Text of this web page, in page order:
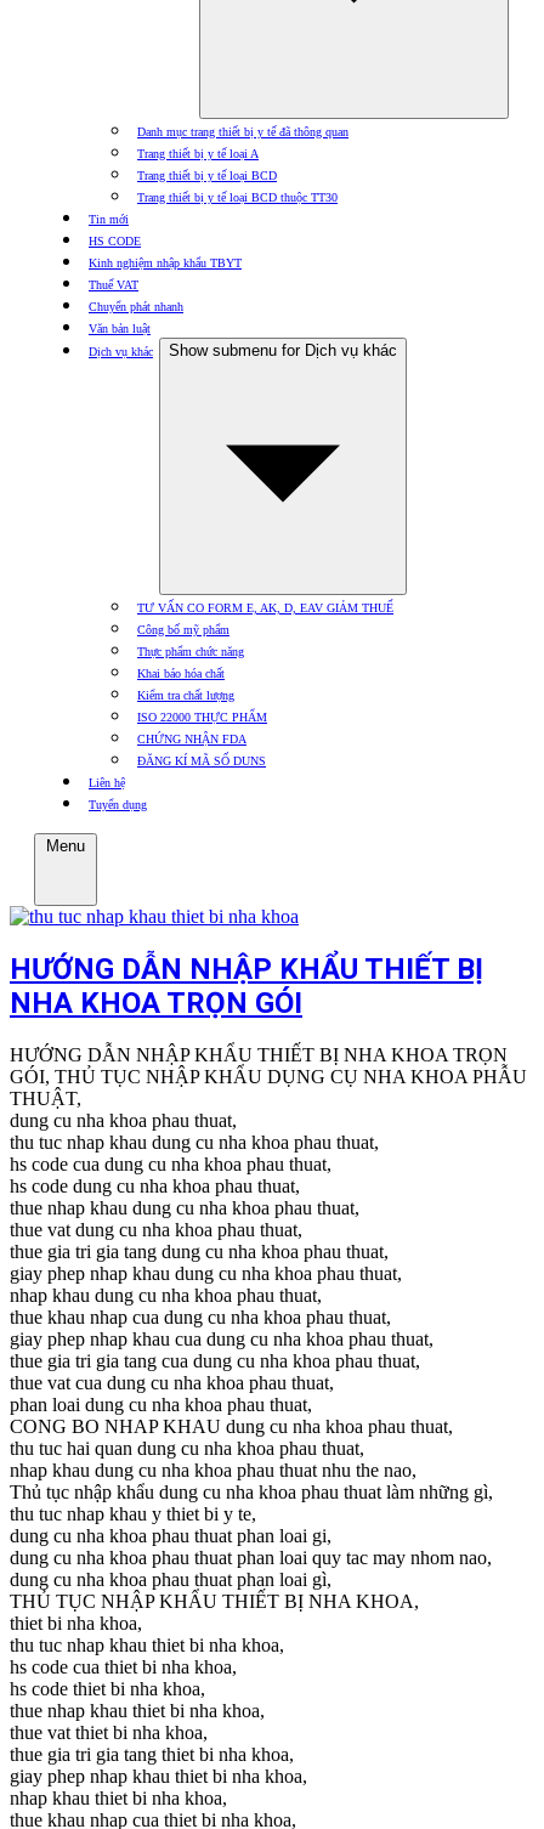
Danh mục trang thiết bị y tế đã thông quan
Trang thiết bị y tế loại A
Trang thiết bị y tế loại BCD
Trang thiết bị y tế loại BCD thuộc TT30
Tin mới
HS CODE
Kinh nghiệm nhập khẩu TBYT
Thuế VAT
Chuyển phát nhanh
Văn bản luật
Dịch vụ khác
Show submenu for Dịch vụ khác
TƯ VẤN CO FORM E, AK, D, EAV GIẢM THUẾ
Công bố mỹ phẩm
Thực phẩm chức năng
Khai báo hóa chất
Kiểm tra chất lượng
ISO 22000 THỰC PHẨM
CHỨNG NHẬN FDA
ĐĂNG KÍ MÃ SỐ DUNS
Liên hệ
Tuyển dụng
Menu
HƯỚNG DẪN NHẬP KHẨU THIẾT BỊ
NHA KHOA TRỌN GÓI
HƯỚNG DẪN NHẬP KHẨU THIẾT BỊ NHA KHOA TRỌN
GÓI, THỦ TỤC NHẬP KHẨU DỤNG CỤ NHA KHOA PHẪU
THUẬT,
dung cu nha khoa phau thuat,
thu tuc nhap khau dung cu nha khoa phau thuat,
hs code cua dung cu nha khoa phau thuat,
hs code dung cu nha khoa phau thuat,
thue nhap khau dung cu nha khoa phau thuat,
thue vat dung cu nha khoa phau thuat,
thue gia tri gia tang dung cu nha khoa phau thuat,
giay phep nhap khau dung cu nha khoa phau thuat,
nhap khau dung cu nha khoa phau thuat,
thue khau nhap cua dung cu nha khoa phau thuat,
giay phep nhap khau cua dung cu nha khoa phau thuat,
thue gia tri gia tang cua dung cu nha khoa phau thuat,
thue vat cua dung cu nha khoa phau thuat,
phan loai dung cu nha khoa phau thuat,
CONG BO NHAP KHAU dung cu nha khoa phau thuat,
thu tuc hai quan dung cu nha khoa phau thuat,
nhap khau dung cu nha khoa phau thuat nhu the nao,
Thủ tục nhập khẩu dung cu nha khoa phau thuat làm những gì,
thu tuc nhap khau y thiet bi y te,
dung cu nha khoa phau thuat phan loai gi,
dung cu nha khoa phau thuat phan loai quy tac may nhom nao,
dung cu nha khoa phau thuat phan loai gì,
THỦ TỤC NHẬP KHẨU THIẾT BỊ NHA KHOA,
thiet bi nha khoa,
thu tuc nhap khau thiet bi nha khoa,
hs code cua thiet bi nha khoa,
hs code thiet bi nha khoa,
thue nhap khau thiet bi nha khoa,
thue vat thiet bi nha khoa,
thue gia tri gia tang thiet bi nha khoa,
giay phep nhap khau thiet bi nha khoa,
nhap khau thiet bi nha khoa,
thue khau nhap cua thiet bi nha khoa,